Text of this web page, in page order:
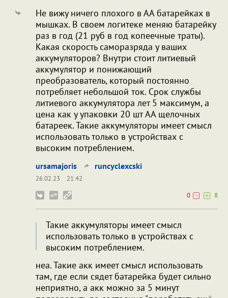
Не вижу ничего плохого в АА батарейках в
мышках. В своем логитеке меняю батарейку
раз в год (21 руб в год копеечные траты).
Какая скорость саморазряда у ваших
аккумуляторов? Внутри стоит литиевый
аккумулятор и понижающий
преобразователь, который постоянно
потребляет небольшой ток. Срок службы
литиевого аккумулятора лет 5 максимум, а
цена как у упаковки 20 шт AA щелочных
батареек. Такие аккумуляторы имеет смысл
использовать только в устройствах с
высоким потреблением.
ursamajoris runcyclexcski
26.02.23
21:42
0
8
Такие аккумуляторы имеет смысл
использовать только в устройствах с
высоким потреблением.
неа. Такие акк имеет смысл использовать
там, где если сядет батарейка будет сильно
неприятно, а акк можно за 5 минут